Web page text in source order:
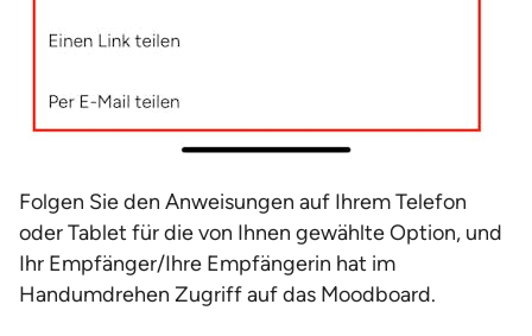
Folgen Sie den Anweisungen auf Ihrem Telefon
oder Tablet für die von Ihnen gewählte Option, und
Ihr Empfänger/Ihre Empfängerin hat im
Handumdrehen Zugriff auf das Moodboard.